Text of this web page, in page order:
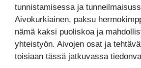
tunnistamisessa ja
Aivokurkiainen, paksu
nämä kaksi puoliskoa ja
yhteistyön. Aivojen osat ja
toisiaan tässä jatkuvassa